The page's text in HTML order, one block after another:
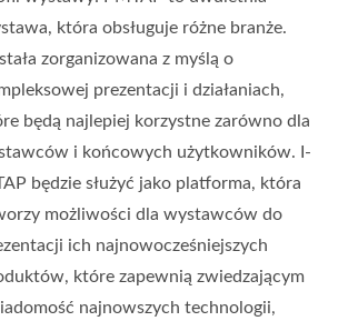
która obsługuje różne branże.
zorganizowana z myślą o
prezentacji i działaniach,
będą najlepiej korzystne zarówno dla
i końcowych użytkowników. I-
będzie służyć jako platforma, która
możliwości dla wystawców do
ich najnowocześniejszych
które zapewnią zwiedzającym
najnowszych technologii,